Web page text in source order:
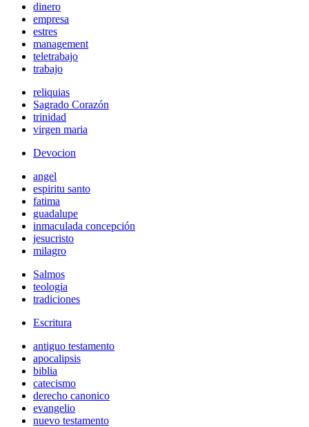
dinero
empresa
estres
management
teletrabajo
trabajo
reliquias
Sagrado Corazón
trinidad
virgen maria
Devocion
angel
espiritu santo
fatima
guadalupe
inmaculada concepción
jesucristo
milagro
Salmos
teologia
tradiciones
Escritura
antiguo testamento
apocalipsis
biblia
catecismo
derecho canonico
evangelio
nuevo testamento